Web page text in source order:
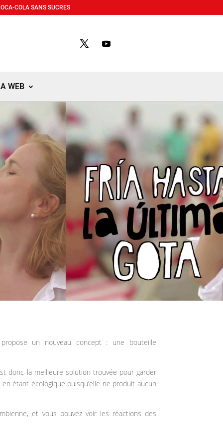
COLA SANS SUCRES
WEB
un nouveau concept : une bouteille
donc la meilleure solution trouvée pour garder
étant écologique puisqu’elle ne produit aucun
et vous pouvez voir les réactions des